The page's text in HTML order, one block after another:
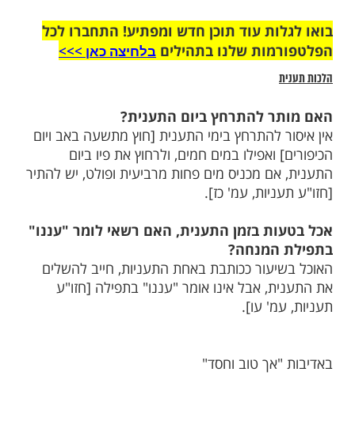
עוד תוכן חדש ומפתיע! התחברו לכל
שלנו בתהילים
להתרחץ ביום התענית?
להתרחץ בימי התענית [חוץ מתשעה באב ויום
עמ' כז].